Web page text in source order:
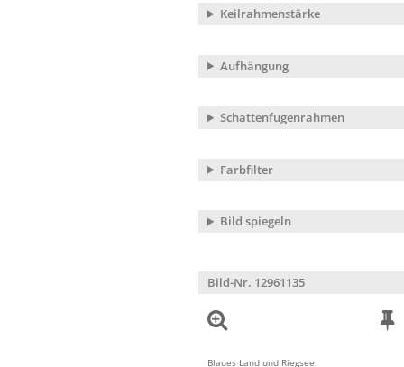
Keilrahmenstärke
Aufhängung
Schattenfugenrahmen
Farbfilter
Bild spiegeln
Bild-Nr. 12961135
Blaues Land und Riegsee